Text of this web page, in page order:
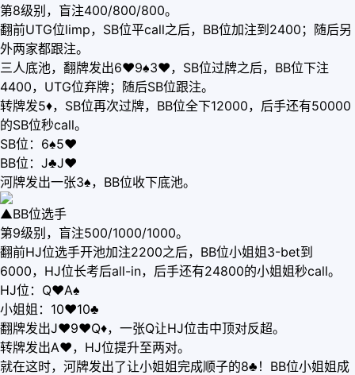
第8级别，盲注400/800/800。
翻前UTG位limp，SB位平call之后，BB位加注到2400；随后另
外两家都跟注。
三人底池，翻牌发出6♥9♠3♥，SB位过牌之后，BB位下注
4400，UTG位弃牌；随后SB位跟注。
转牌发5♦，SB位再次过牌，BB位全下12000，后手还有50000
的SB位秒call。
SB位：6♠5♥
BB位：J♣J♥
河牌发出一张3♠，BB位收下底池。
▲BB位选手
第9级别，盲注500/1000/1000。
翻前HJ位选手开池加注2200之后，BB位小姐姐3-bet到
6000，HJ位长考后all-in，后手还有24800的小姐姐秒call。
HJ位：Q♥A♠
小姐姐：10♥10♣
翻牌发出J♥9♥Q♦，一张Q让HJ位击中顶对反超。
转牌发出A♥，HJ位提升至两对。
就在这时，河牌发出了让小姐姐完成顺子的8♣！BB位小姐姐成